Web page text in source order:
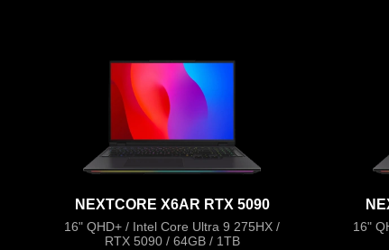
NEXTCORE X6AR RTX 5090
16" QHD+ / Intel Core Ultra 9 275HX /
RTX 5090 / 64GB / 1TB
16"